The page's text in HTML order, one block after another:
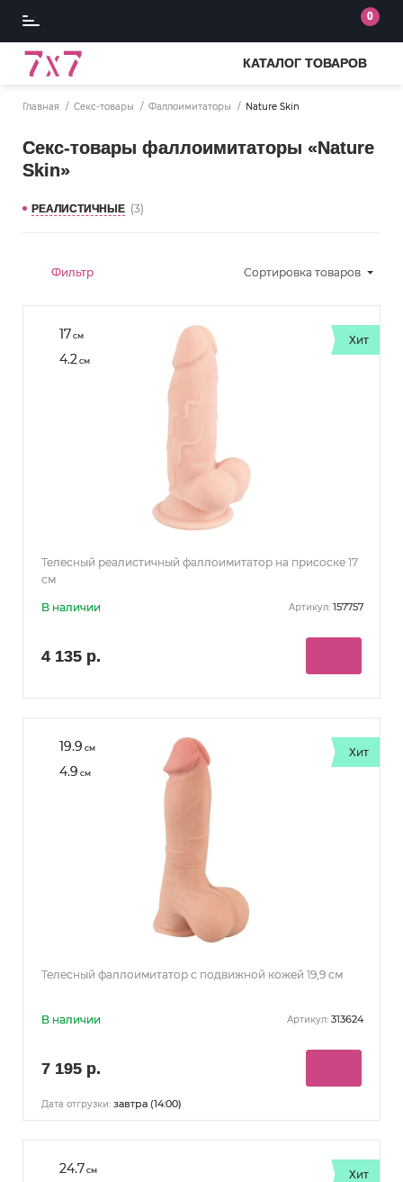
0
КАТАЛОГ ТОВАРОВ
Главная Секс-товары Фаллоимитаторы Nature Skin
Секс-товары фаллоимитаторы «Nature
Skin»
РЕАЛИСТИЧНЫЕ (3)
Фильтр Сортировка товаров
17см
4.2 см
Хит
Телесный реалистичный фаллоимитатор на присоске 17
см
В наличии Артикул: 157757
4 135 р.
19.9 см
4.9 см
Хит
Телесный фаллоимитатор с подвижной кожей 19,9 см
В наличии Артикул: 313624
7 195 р.
Дата отгрузки: завтра (14:00)
24.7см Хит